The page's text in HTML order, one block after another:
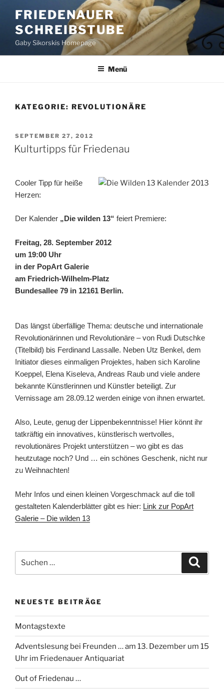
Inhalt
springen
FRIEDENAUER
SCHREIBSTUBE
Gaby Sikorskis Homepage
Menü
KATEGORIE: REVOLUTIONÄRE
VERÖFFENTLICHT
AM
SEPTEMBER 27, 2012
Kulturtipps für Friedenau
Cooler Tipp für heiße
Herzen:
Der Kalender „Die wilden 13“ feiert Premiere:
Freitag, 28. September 2012
um 19:00 Uhr
in der PopArt Galerie
am Friedrich-Wilhelm-Platz
Bundesallee 79 in 12161 Berlin.
Das längst überfällige Thema: deutsche und internationale
Revolutionärinnen und Revolutionäre – von Rudi Dutschke
(Titelbild) bis Ferdinand Lassalle. Neben Utz Benkel, dem
Initiator dieses einmaligen Projektes, haben sich Karoline
Koeppel, Elena Kiseleva, Andreas Raub und viele andere
bekannte Künstlerinnen und Künstler beteiligt. Zur
Vernissage am 28.09.12 werden einige von ihnen erwartet.
Also, Leute, genug der Lippenbekenntnisse! Hier könnt ihr
tatkräftig ein innovatives, künstlerisch wertvolles,
revolutionäres Projekt unterstützen – wo gibt es das
heutzutage noch? Und … ein schönes Geschenk, nicht nur
zu Weihnachten!
Mehr Infos und einen kleinen Vorgeschmack auf die toll
gestalteten Kalenderblätter gibt es hier: Link zur PopArt
Galerie – Die wilden 13
nach:
NEUESTE BEITRÄGE
Montagstexte
Adventslesung bei Freunden … am 13. Dezember um 15
Uhr im Friedenauer Antiquariat
Out of Friedenau …